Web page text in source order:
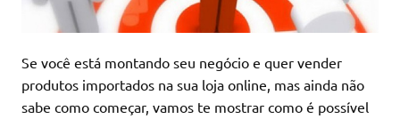
Se você está montando seu negócio e quer vender
produtos importados na sua loja online, mas ainda não
sabe como começar, vamos te mostrar como é possível